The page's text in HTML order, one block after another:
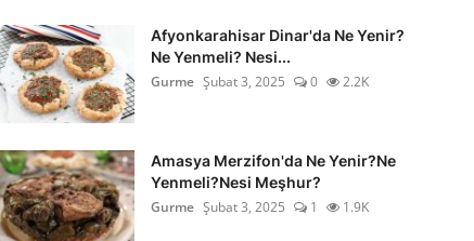
Afyonkarahisar Dinar'da Ne Yenir?
Ne Yenmeli? Nesi...
Gurme Şubat 3, 2025 0 2.2K
Amasya Merzifon'da Ne Yenir?Ne
Yenmeli?Nesi Meşhur?
Gurme Şubat 3, 2025 1 1.9K